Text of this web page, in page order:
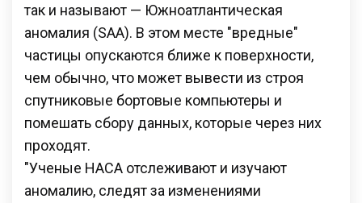
так и называют — Южноатлантическая
аномалия (SAA). В этом месте "вредные"
частицы опускаются ближе к поверхности,
чем обычно, что может вывести из строя
спутниковые бортовые компьютеры и
помешать сбору данных, которые через них
проходят.
"Ученые НАСА отслеживают и изучают
аномалию, следят за изменениями